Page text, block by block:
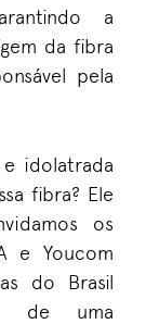
a
da fibra
pela
idolatrada
fibra? Ele
os
e Youcom
do Brasil
de uma